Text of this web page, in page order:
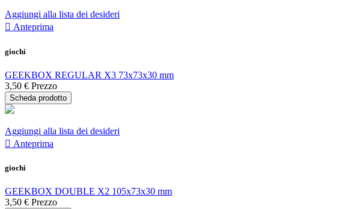
Aggiungi alla lista dei desideri
 Anteprima
giochi
GEEKBOX REGULAR X3 73x73x30 mm
3,50 € Prezzo
Scheda prodotto
Aggiungi alla lista dei desideri
 Anteprima
giochi
GEEKBOX DOUBLE X2 105x73x30 mm
3,50 € Prezzo